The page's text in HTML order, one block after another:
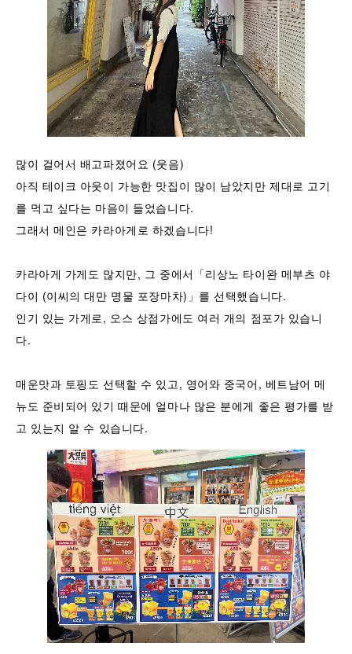
많이 걸어서 배고파졌어요 (웃음)
아직 테이크 아웃이 가능한 맛집이 많이 남았지만 제대로 고기
를 먹고 싶다는 마음이 들었습니다.
그래서 메인은 카라아게로 하겠습니다!
카라아게 가게도 많지만, 그 중에서「리상노 타이완 메부츠 야
다이 (이씨의 대만 명물 포장마차)」를 선택했습니다.
인기 있는 가게로, 오스 상점가에도 여러 개의 점포가 있습니
다.
매운맛과 토핑도 선택할 수 있고, 영어와 중국어, 베트남어 메
뉴도 준비되어 있기 때문에 얼마나 많은 분에게 좋은 평가를 받
고 있는지 알 수 있습니다.